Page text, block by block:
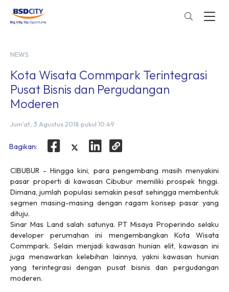
NEWS
Kota Wisata Commpark Terintegrasi
Pusat Bisnis dan Pergudangan
Moderen
Jum'at, 3 Agustus 2018 pukul 10:49
Bagikan:
CIBUBUR - Hingga kini, para pengembang masih menyakini
pasar properti di kawasan Cibubur memiliki prospek tinggi.
Dimana, jumlah populasi semakin pesat sehingga membentuk
segmen masing-masing dengan ragam konsep pasar yang
dituju.
Sinar Mas Land salah satunya. PT Misaya Properindo selaku
developer perumahan ini mengembangkan Kota Wisata
Commpark. Selain menjadi kawasan hunian elit, kawasan ini
juga menawarkan kelebihan lainnya, yakni kawasan hunian
yang terintegrasi dengan pusat bisnis dan pergudangan
moderen.